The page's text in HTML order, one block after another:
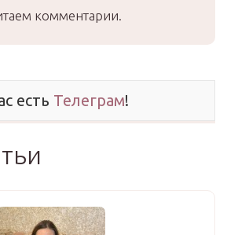
комментарии.
есть Телеграм!